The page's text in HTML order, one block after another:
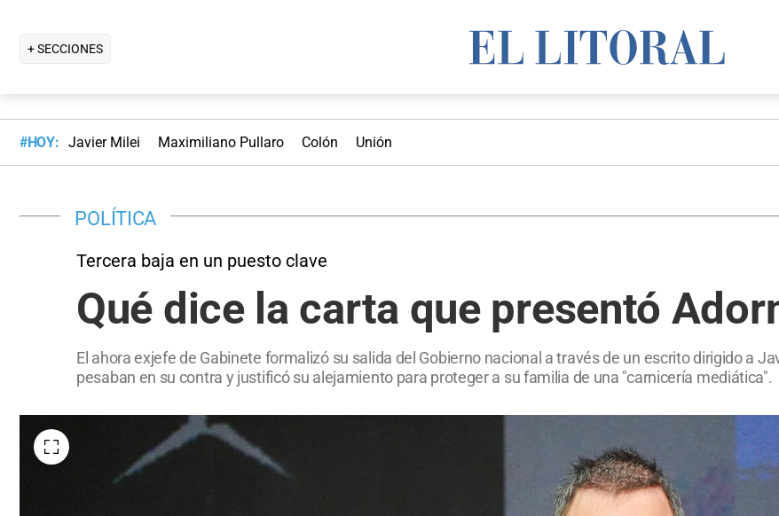
+ SECCIONES
#HOY: Javier Milei Maximiliano Pullaro Colón Unión
POLÍTICA
Tercera baja en un puesto clave
Qué dice la carta que presentó
El ahora exjefe de Gabinete formalizó su salida del Gobierno nacional a través de un escrito dirigido a
pesaban en su contra y justificó su alejamiento para proteger a su familia de una "carnicería mediática".